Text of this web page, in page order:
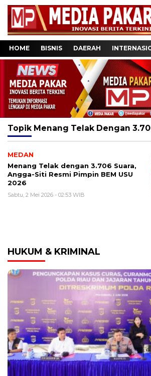
HOME BISNIS DAERAH
Topik Menang Telak Dengan
MEDAN
Menang Telak dengan 3.706 Suara,
Angga-Siti Resmi Pimpin BEM USU
2026
Sabtu, 2 Mei 2026 - 02:53 WIB
HUKUM & KRIMINAL